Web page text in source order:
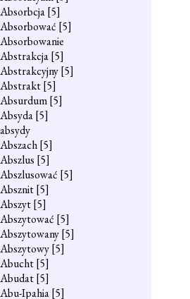
Absorbcja[5]
Absorbować [5]
Absorbowanie
Abstrakcja[5]
Abstrakcyjny[5]
Abstrakt[5]
Absurdum[5]
Absyda[5]
absydy
Abszach[5]
Abszlus [5]
Abszlusować [5]
Absznit[5]
Abszyt[5]
Abszytować [5]
Abszytowany[5]
Abszytowy[5]
Abucht[5]
Abudat[5]
Abu-Ipahia[5]